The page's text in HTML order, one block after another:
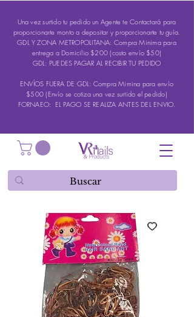
Una vez surtido tu pedido un Agente te Contactará para
proporcionarte monto a depositar y proporcionarte tu guía.
GDL Y ZONA METROPOLITANA: Compra Minima para
entrega a Domicilio $200 (costo envío $50)
GDL: PUEDES PAGAR AL RECIBIR TU PEDIDO
ENVÍOS FUERA DE GDL: Compra Mimina para envío
$500 (Envío se cotiza una vez surtido el pedido)
FORNAEO: EL PAGO SE REALIZA ANTES DEL ENVIO.